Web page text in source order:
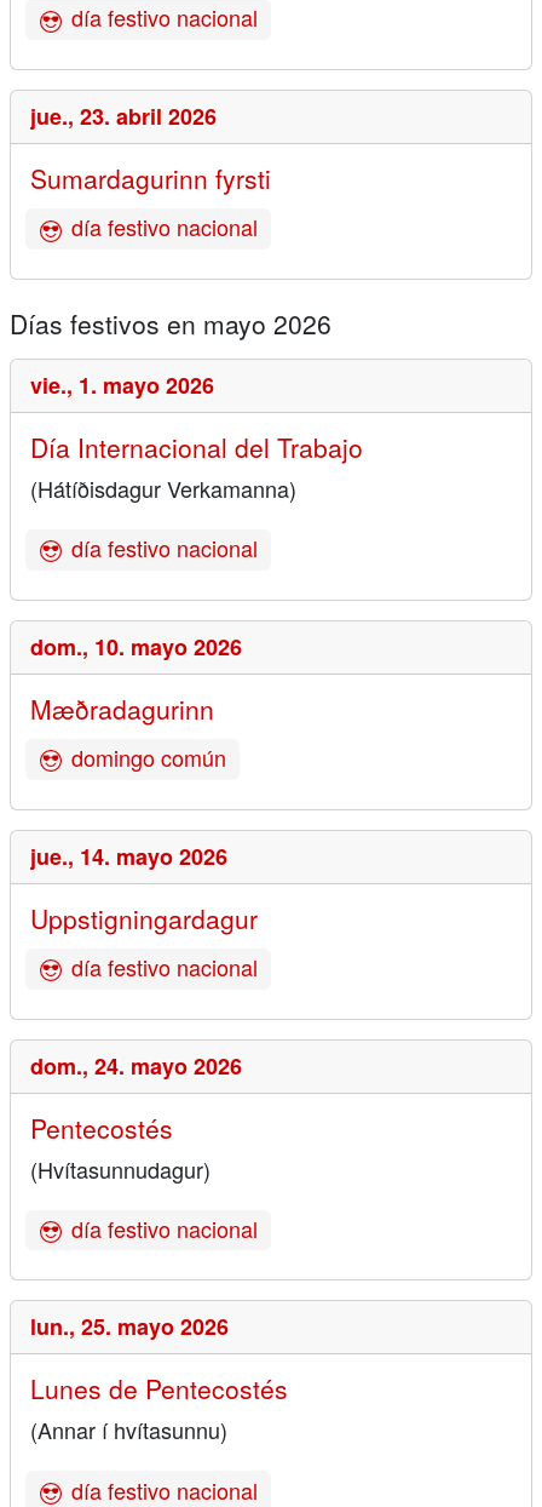
día festivo nacional
jue., 23. abril 2026
Sumardagurinn fyrsti
día festivo nacional
Días festivos en mayo 2026
vie., 1. mayo 2026
Día Internacional del Trabajo
(Hátíðisdagur Verkamanna)
día festivo nacional
dom., 10. mayo 2026
Mæðradagurinn
domingo común
jue., 14. mayo 2026
Uppstigningardagur
día festivo nacional
dom., 24. mayo 2026
Pentecostés
(Hvítasunnudagur)
día festivo nacional
lun., 25. mayo 2026
Lunes de Pentecostés
(Annar í hvítasunnu)
día festivo nacional